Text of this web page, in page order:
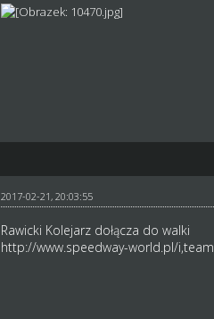
2017-02-21, 20:03:55
Rawicki Kolejarz dołącza do walki
http://www.speedway-world.pl/i,team